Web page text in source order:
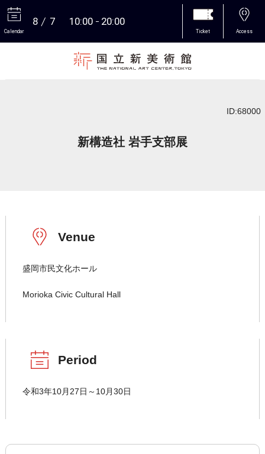
Calendar
8 7 10:00 20:00
Ticket Access
ID:68000
新構造社 岩手支部展
Venue
盛岡市民文化ホール
Morioka Civic Cultural Hall
Period
令和3年10月27日～10月30日